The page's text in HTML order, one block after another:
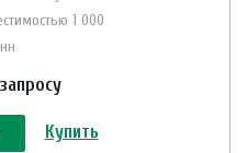
1 000
росу
Купить